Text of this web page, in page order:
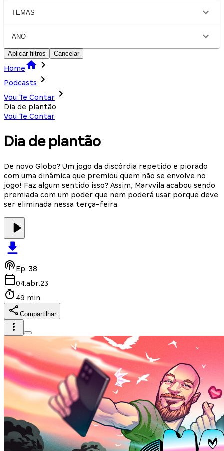
TEMAS
ANO
Aplicar filtros Cancelar
Home
Podcasts
Vou Te Contar
Dia de plantão
Vou Te Contar
Dia de plantão
De novo Globo? Um jogo da discórdia repetido e piorado
com uma dinâmica que premiou quem não se envolve no
jogo! Faz algum sentido isso? Assim, Marvvila acabou sendo
premiada com um poder que nem poderá usar porque deve
ser eliminada nessa terça-feira.
Ep. 38
04.abr.23
49 min
Compartilhar